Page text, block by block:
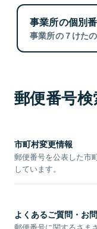
事業所の個別
事業所の７けた
郵便番号
市町村変更情報
郵便番号を公表した市
しています。
よくあるご質問・お